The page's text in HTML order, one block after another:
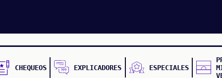
CHEQUEOS EXPLICADORES ESPECIALES